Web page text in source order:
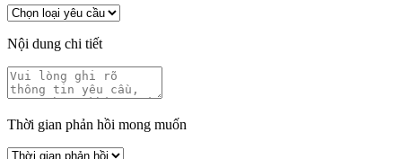
Nội dung chi tiết
Thời gian phản hồi mong muốn